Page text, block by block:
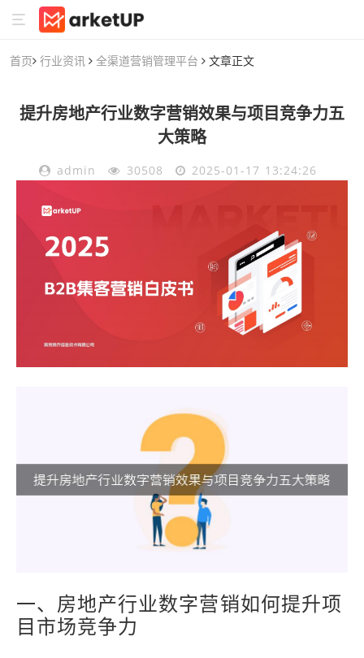
首页 行业资讯 全渠道营销管理平台 文章正文
提升房地产行业数字营销效果与项目竞争力五
大策略
admin 30508 2025-01-17 13:24:26
一、房地产行业数字营销如何提升项
目市场竞争力